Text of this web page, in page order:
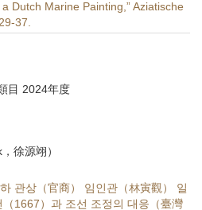
Dutch Marine Painting,” Aziatische
37.
目 2024年度
徐源翊）
관상（官商） 임인관（林寅觀） 일
1667）과 조선 조정의 대응（臺灣